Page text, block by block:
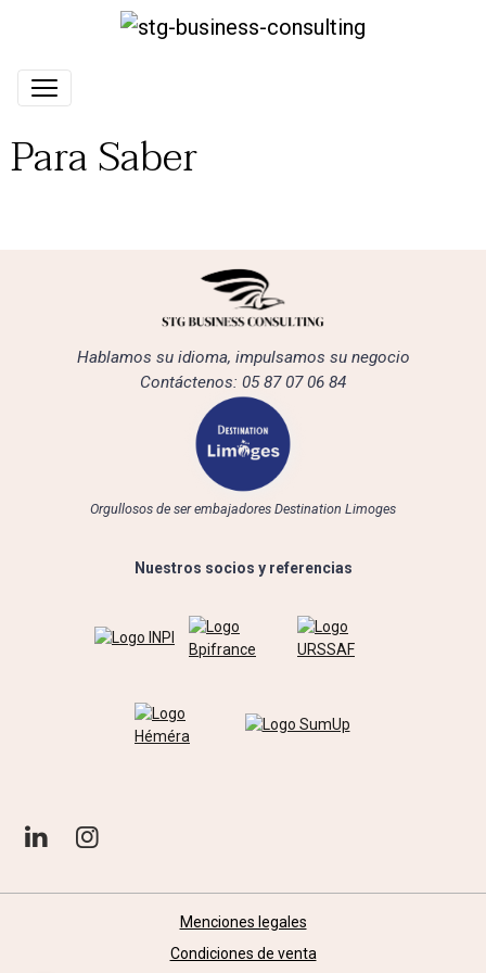
Para Saber
Hablamos su idioma, impulsamos su negocio
Contáctenos: 05 87 07 06 84
Orgullosos de ser embajadores Destination Limoges
Nuestros socios y referencias
Menciones legales
Condiciones de venta